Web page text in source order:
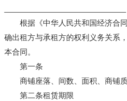
根据《中华人民共和国经济合
确出租方与承租方的权利义务关系
本合同。
第一条
商铺座落、间数、面积、商铺
第二条租赁期限